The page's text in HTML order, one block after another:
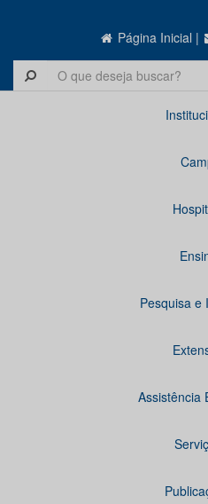
Página Inicial |
Pesquisa e
Assistência